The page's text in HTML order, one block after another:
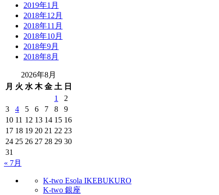
2019年1月
2018年12月
2018年11月
2018年10月
2018年9月
2018年8月
2026年8月
月 火 水 木 金 土 日
1
2
3
4 5 6 7 8
9
10 11 12 13 14 15 16
17 18 19 20 21 22 23
24 25 26 27 28 29 30
31
« 7月
K-two Esola IKEBUKURO
K-two 銀座